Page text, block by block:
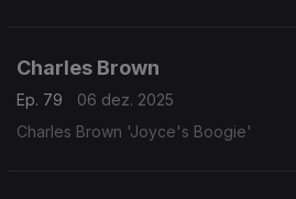
Charles Brown
Ep. 79
06 dez. 2025
Charles Brown 'Joyce's Boogie'